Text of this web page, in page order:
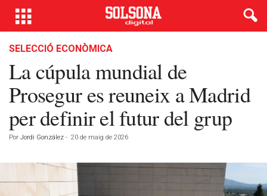
SELECCIÓ ECONÒMICA
La cúpula mundial de
Prosegur es reuneix a Madrid
per definir el futur del grup
Por Jordi González - 20 de maig de 2026